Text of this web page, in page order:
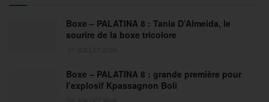
Boxe – PALATINA 8 : Tania D’Almeida, le
sourire de la boxe tricolore
Boxe – PALATINA 8 : grande première pour
l’explosif Kpassagnon Boli